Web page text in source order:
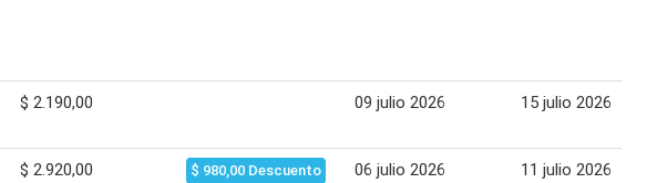
$ 2.190,00 09 julio 2026 15 julio 2026
$ 2.920,00 $ 980,00 Descuento 06 julio 2026 11 julio 2026